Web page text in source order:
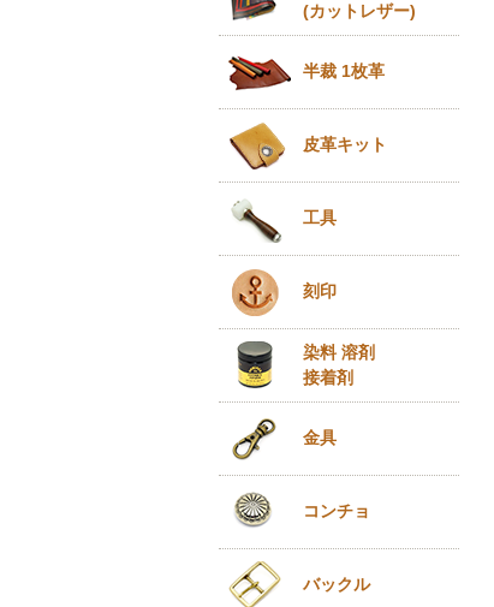
(カットレザー)
半裁 1枚革
皮革キット
工具
刻印
染料 溶剤
接着剤
金具
コンチョ
バックル